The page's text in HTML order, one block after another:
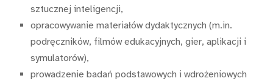
sztucznej inteligencji,
opracowywanie materiałów dydaktycznych (m.in.
podręczników, filmów edukacyjnych, gier, aplikacji i
symulatorów),
prowadzenie badań podstawowych i wdrożeniowych